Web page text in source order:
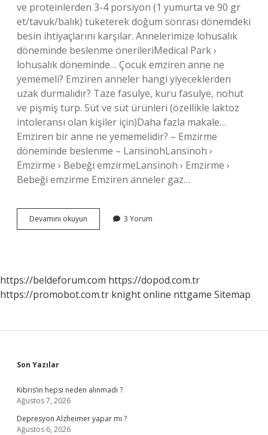
ve proteinlerden 3-4 porsiyon (1 yumurta ve 90 gr
et/tavuk/balık) tüketerek doğum sonrası dönemdeki
besin ihtiyaçlarını karşılar. Annelerimize lohusalık
döneminde beslenme önerileriMedical Park ›
lohusalık döneminde… Çocuk emziren anne ne
yememeli? Emziren anneler hangi yiyeceklerden
uzak durmalıdır? Taze fasulye, kuru fasulye, nohut
ve pişmiş turp. Süt ve süt ürünleri (özellikle laktoz
intoleransı olan kişiler için)Daha fazla makale…
Emziren bir anne ne yememelidir? – Emzirme
döneminde beslenme – LansinohLansinoh ›
Emzirme › Bebeği emzirmeLansinoh › Emzirme ›
Bebeği emzirme Emziren anneler gaz…
Devamını okuyun
Emziren
3 Yorum
https://beldeforum.com https://dopod.com.tr
https://promobot.com.tr knight online nttgame Sitemap
Sidebar
Son Yazılar
Kıbrıs’ın hepsi neden alınmadı ?
Ağustos 7, 2026
Depresyon Alzheimer yapar mı ?
Ağustos 6, 2026